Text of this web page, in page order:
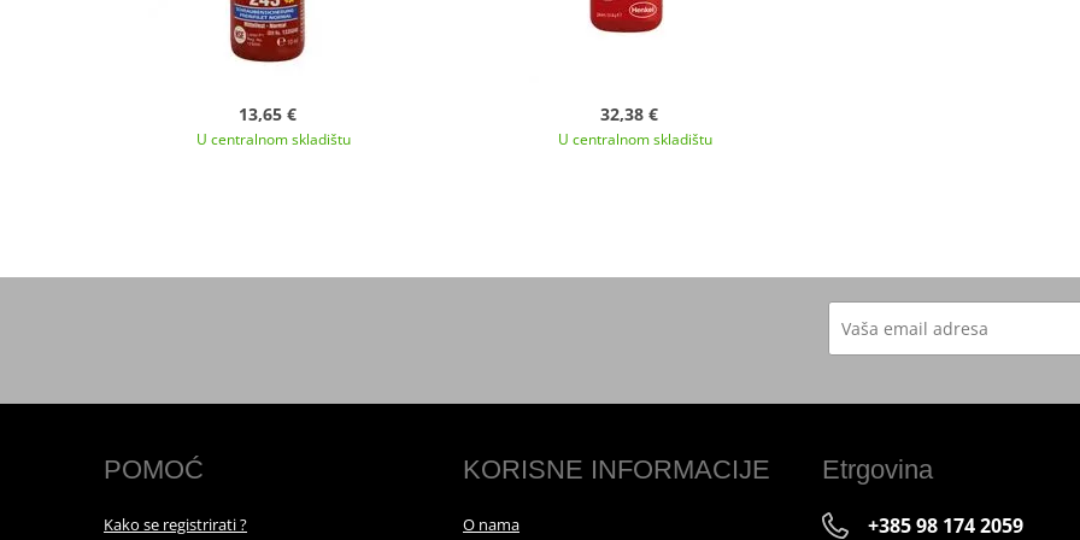
13,65 €
U centralnom skladištu
32,38 €
U centralnom skladištu
POMOĆ
Kako se registrirati ?
KORISNE INFORMACIJE
O nama
Etrgovina
+385 98 174 2059